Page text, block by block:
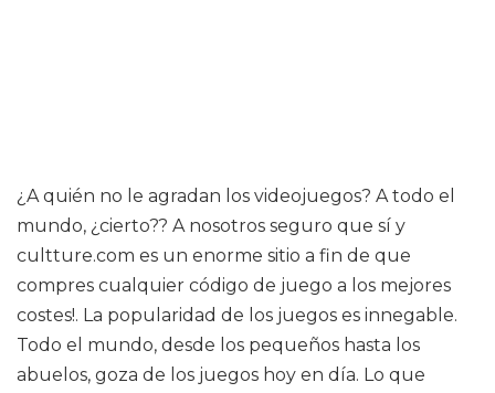
¿A quién no le agradan los videojuegos? A todo el
mundo, ¿cierto?? A nosotros seguro que sí y
cultture.com es un enorme sitio a fin de que
compres cualquier código de juego a los mejores
costes!. La popularidad de los juegos es innegable.
Todo el mundo, desde los pequeños hasta los
abuelos, goza de los juegos hoy en día. Lo que